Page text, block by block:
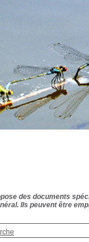
des documents
Ils peuvent être